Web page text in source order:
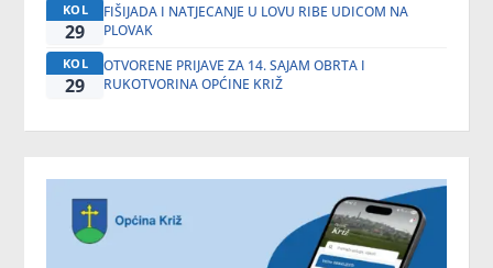
KOL
29
FIŠIJADA I NATJECANJE U LOVU RIBE UDICOM NA
PLOVAK
KOL
29
OTVORENE PRIJAVE ZA 14. SAJAM OBRTA I
RUKOTVORINA OPĆINE KRIŽ